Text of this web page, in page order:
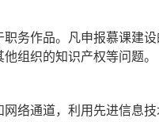
、混合式教学模式增加部
务作品。凡申报慕课建
组织的知识产权等问题。